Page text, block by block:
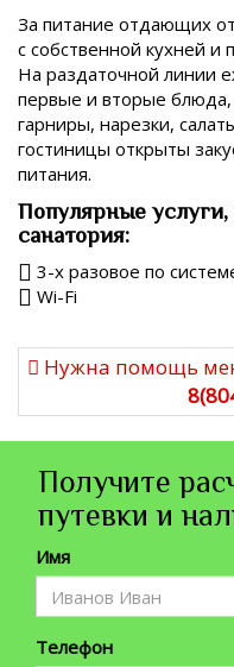
За питание отдающих
с собственной кухней
На раздаточной линии
первые и вторые блюда,
гарниры, нарезки,
гостиницы открыты
питания.
Популярные
санатория:
3-х разовое по
Wi-Fi
Нужна помощь
Получите
путевки и
Имя
Телефон